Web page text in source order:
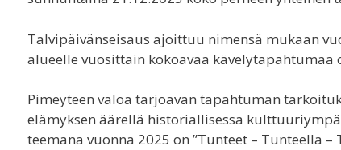
Talvipäivänseisaus ajoittuu nimensä mukaan
alueelle vuosittain kokoavaa
Pimeyteen valoa tarjoavan tapahtuman
elämyksen äärellä historiallisessa
teemana vuonna 2025 on ”Tunteet – Tunteella –